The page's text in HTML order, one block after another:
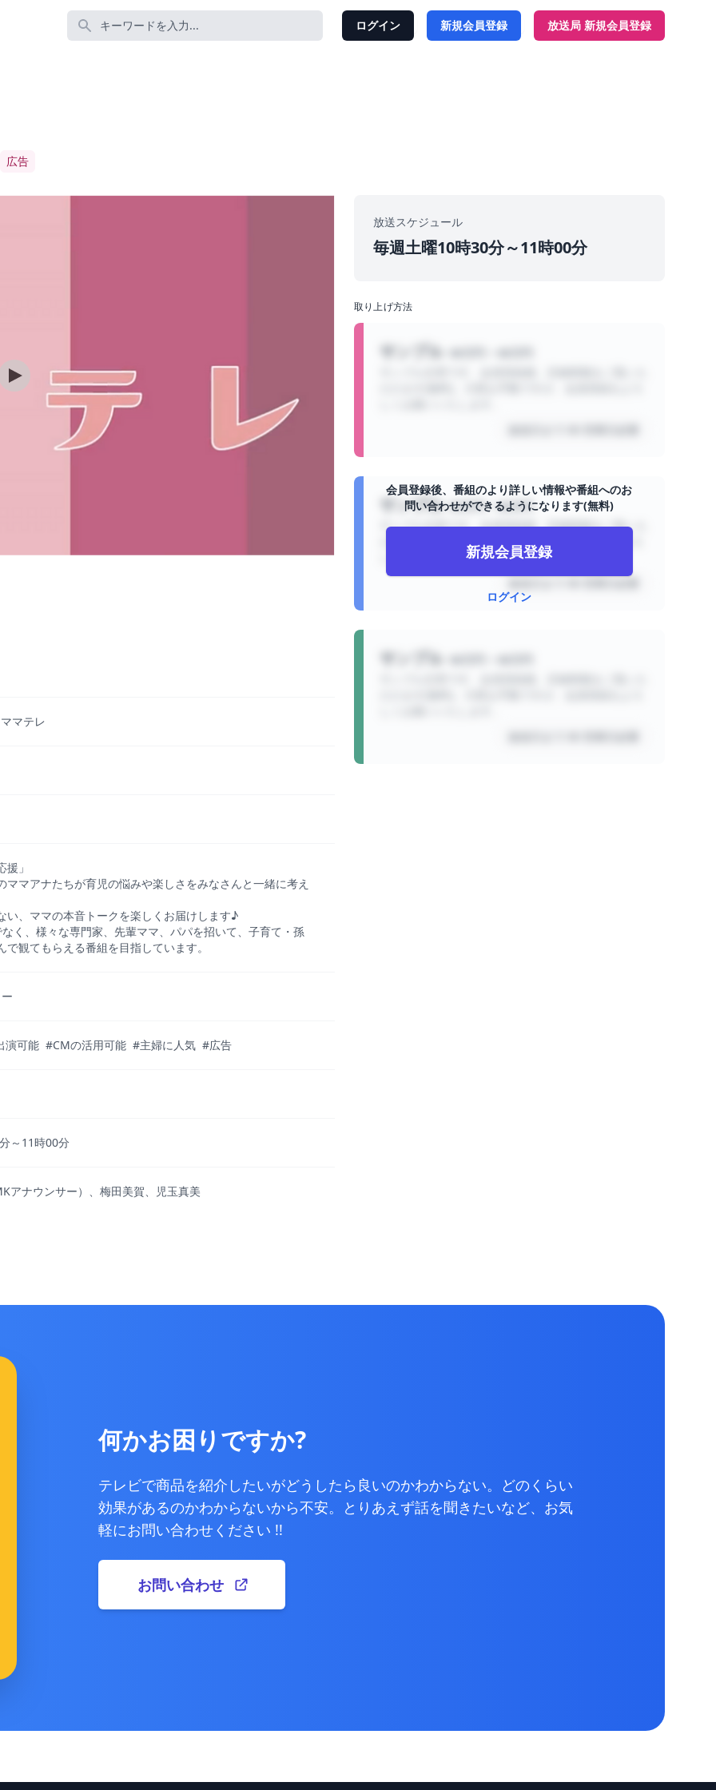
番組名 あるいは コーナー名 あるいは 説明 あるいは Tag Name あるいは 組織 組織名 あるいは Tag Name は以
ログイン 新規会員登録 放送局 新規会員登録
広告
マテレ
」
ママアナたちが育児の悩みや楽しさをみなさんと一緒に考え
い、ママの本音トークを楽しくお届けします♪
く、様々な専門家、先輩ママ、パパを招いて、子育て・孫
で観てもらえる番組を目指しています。
演可能 #CMの活用可能 #主婦に人気 #広告
～11時00分
アナウンサー）、梅田美賀、児玉真美
放送スケジュール
毎週土曜10時30分～11時00分
取り上げ方法
サンプル
サンプル 00万円 ~ 00万円
サンプル文章です。会員登録後、詳細情報をご覧いた
だけます(無料)。大変お手数ですが、会員登録をよろ
しくお願いいたします。
サンプル
会員登録後、番組のより詳しい情報や番組へのお
問い合わせができるようになります(無料)
新規会員登録
ログイン
何かお困りですか?
テレビで商品を紹介したいがどうしたら良いのかわからない。どのくらい
効果があるのかわからないから不安。とりあえず話を聞きたいなど、お気
軽にお問い合わせください !!
お問い合わせ